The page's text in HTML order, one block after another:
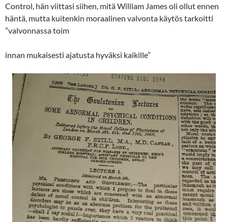
Control, hän viittasi siihen, mitä William James oli ollut ennen
häntä, mutta kuitenkin moraalinen valvonta käytös tarkoitti
”valvonnassa toim
innan mukaisesti ajatusta hyväksi kaikille”